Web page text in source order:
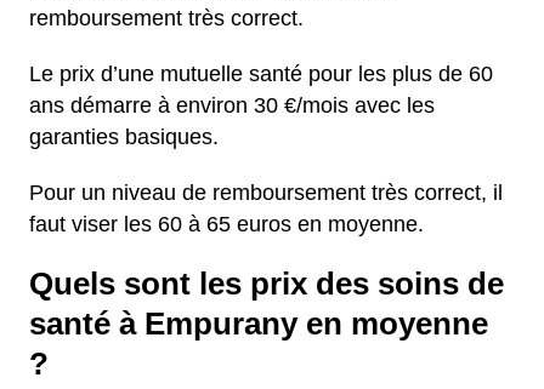
remboursement très correct.
Le prix d’une mutuelle santé pour les plus de 60
ans démarre à environ 30 €/mois avec les
garanties basiques.
Pour un niveau de remboursement très correct, il
faut viser les 60 à 65 euros en moyenne.
Quels sont les prix des soins de
santé à Empurany en moyenne
?